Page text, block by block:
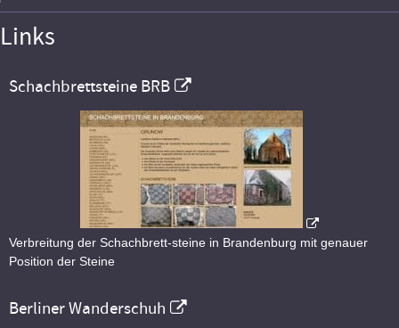
Links
Schachbrettsteine BRB
Verbreitung der Schachbrett-steine in Brandenburg mit genauer
Position der Steine
Berliner Wanderschuh